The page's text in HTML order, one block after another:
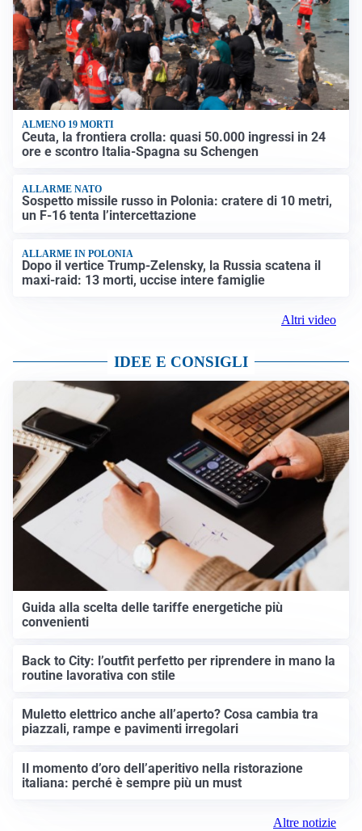
ALMENO 19 MORTI
Ceuta, la frontiera crolla: quasi 50.000 ingressi in 24
ore e scontro Italia-Spagna su Schengen
ALLARME NATO
Sospetto missile russo in Polonia: cratere di 10 metri,
un F-16 tenta l’intercettazione
ALLARME IN POLONIA
Dopo il vertice Trump-Zelensky, la Russia scatena il
maxi-raid: 13 morti, uccise intere famiglie
Altri video
IDEE E CONSIGLI
Guida alla scelta delle tariffe energetiche più
convenienti
Back to City: l’outfit perfetto per riprendere in mano la
routine lavorativa con stile
Muletto elettrico anche all’aperto? Cosa cambia tra
piazzali, rampe e pavimenti irregolari
Il momento d’oro dell’aperitivo nella ristorazione
italiana: perché è sempre più un must
Altre notizie